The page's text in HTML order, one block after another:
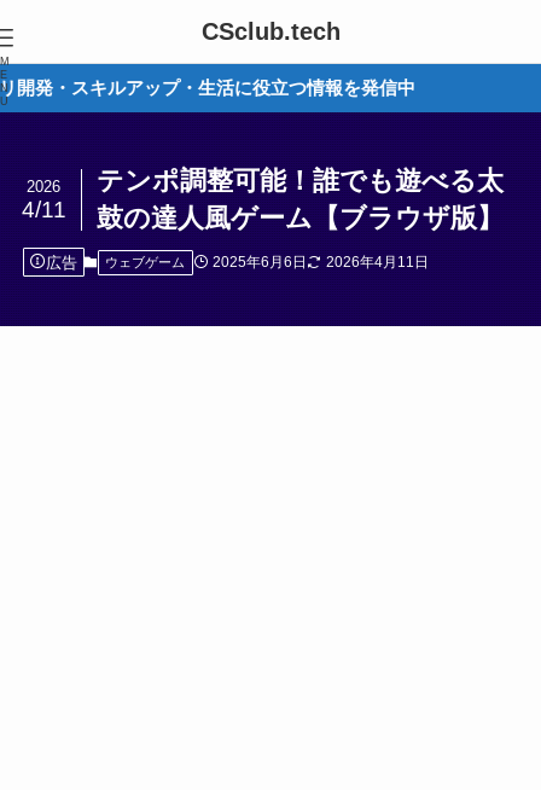
CSclub.tech
M
E
N
U
キルアップ・生活に役立つ情報を発信中
テンポ調整可能！誰でも遊べる太
鼓の達人風ゲーム【ブラウザ版】
2026
4/11
広告 ウェブゲーム 2025年6月6日 2026年4月11日